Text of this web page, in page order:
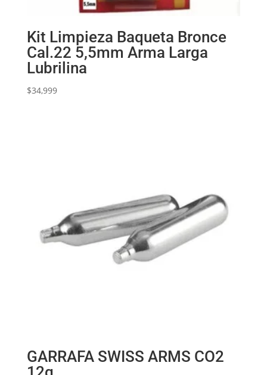
Kit Limpieza Baqueta Bronce
Cal.22 5,5mm Arma Larga
Lubrilina
$34,999
GARRAFA SWISS ARMS CO2